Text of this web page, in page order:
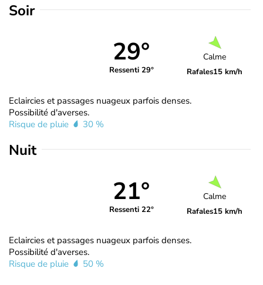
Soir
29°
Ressenti 29°
Calme
Rafales15 km/h
Eclaircies et passages nuageux parfois denses.
Possibilité d'averses.
Risque de pluie
30 %
Nuit
21°
Ressenti 22°
Calme
Rafales15 km/h
Eclaircies et passages nuageux parfois denses.
Possibilité d'averses.
Risque de pluie
50 %